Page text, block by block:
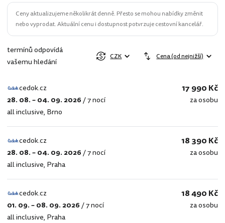
Ceny aktualizujeme několikrát denně. Přesto se mohou nabídky změnit
nebo vyprodat. Aktuální cenu i dostupnost potvrzuje cestovní kancelář.
termínů odpovídá
vašemu hledání
CZK Cena (od nejnižší)
cedok.cz
cedok.cz
28. 08. – 04. 09. 2026/7 nocí
all inclusive, Brno
17 990 Kč
za osobu
cedok.cz
cedok.cz
28. 08. – 04. 09. 2026/7 nocí
all inclusive, Praha
18 390 Kč
za osobu
cedok.cz
cedok.cz
01. 09. – 08. 09. 2026/7 nocí
all inclusive, Praha
18 490 Kč
za osobu